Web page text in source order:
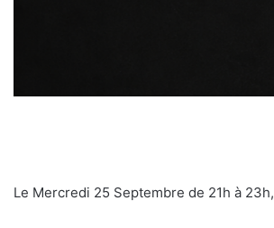
Le Mercredi 25 Septembre de 21h à 23h,